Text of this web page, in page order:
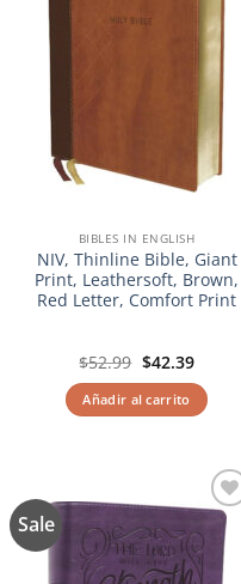
BIBLES IN ENGLISH
NIV, Thinline Bible, Giant
Print, Leathersoft, Brown,
Red Letter, Comfort Print
$52.99 El
original
era:
$52.99.
$42.39El
actual
es:
$42.39.
Añadir al carrito
Sale
Añadir
a la
lista de
deseos